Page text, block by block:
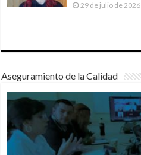
29 de julio de 2026
Aseguramiento de la Calidad